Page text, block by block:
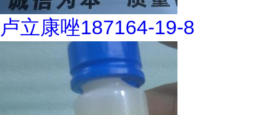
卢立康唑187164-19-8